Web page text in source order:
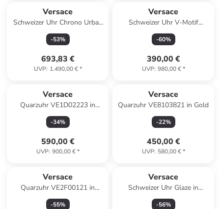
Versace
Schweizer Uhr Chrono Urban
in braun
-53%
693,83 €
UVP: 1.490,00 €*
Versace
Schweizer Uhr V-Motif
rosegoldfarben in blau
-60%
390,00 €
UVP: 980,00 €*
Versace
Quarzuhr VE1D02223 in
Silber
-34%
590,00 €
UVP: 900,00 €*
Versace
Quarzuhr VE8103821 in Gold
-22%
450,00 €
UVP: 580,00 €*
Versace
Quarzuhr VE2F00121 in
Silber
-55%
Versace
Schweizer Uhr Glaze in
schwarz
-56%